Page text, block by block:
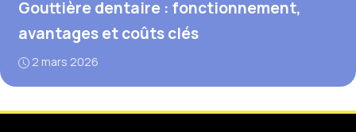
Gouttière dentaire : fonctionnement,
avantages et coûts clés
2 mars 2026